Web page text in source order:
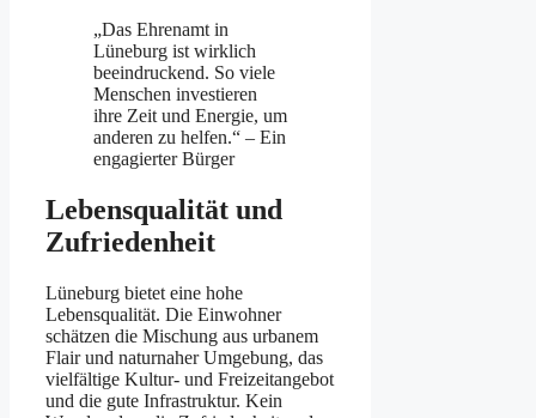
„Das Ehrenamt in
Lüneburg ist wirklich
beeindruckend. So viele
Menschen investieren
ihre Zeit und Energie, um
anderen zu helfen.“ – Ein
engagierter Bürger
Lebensqualität und
Zufriedenheit
Lüneburg bietet eine hohe
Lebensqualität. Die Einwohner
schätzen die Mischung aus urbanem
Flair und naturnaher Umgebung, das
vielfältige Kultur- und Freizeitangebot
und die gute Infrastruktur. Kein